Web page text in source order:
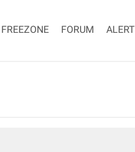
FREEZONE FORUM